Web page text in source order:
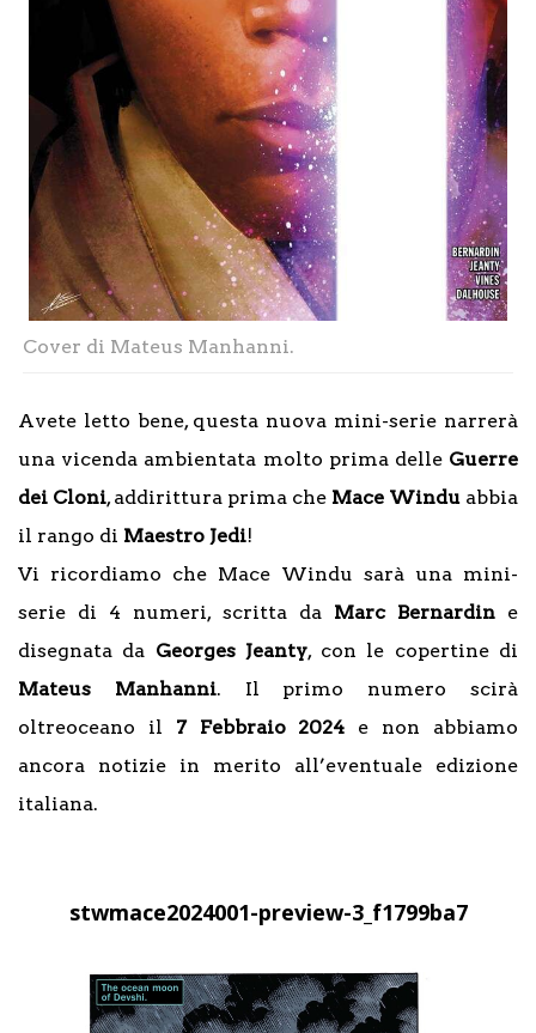
Cover di Mateus Manhanni.
Avete letto bene, questa nuova mini-serie narrerà
una vicenda ambientata molto prima delle Guerre
dei Cloni, addirittura prima che Mace Windu abbia
il rango di Maestro Jedi!
Vi ricordiamo che Mace Windu sarà una mini-
serie di 4 numeri, scritta da Marc Bernardine
disegnata da Georges Jeanty, con le copertine di
Mateus Manhanni. Il primo numero scirà
oltreoceano il 7 Febbraio 2024 e non abbiamo
ancora notizie in merito all’eventuale edizione
italiana.
stwmace2024001-preview-3_f1799ba7